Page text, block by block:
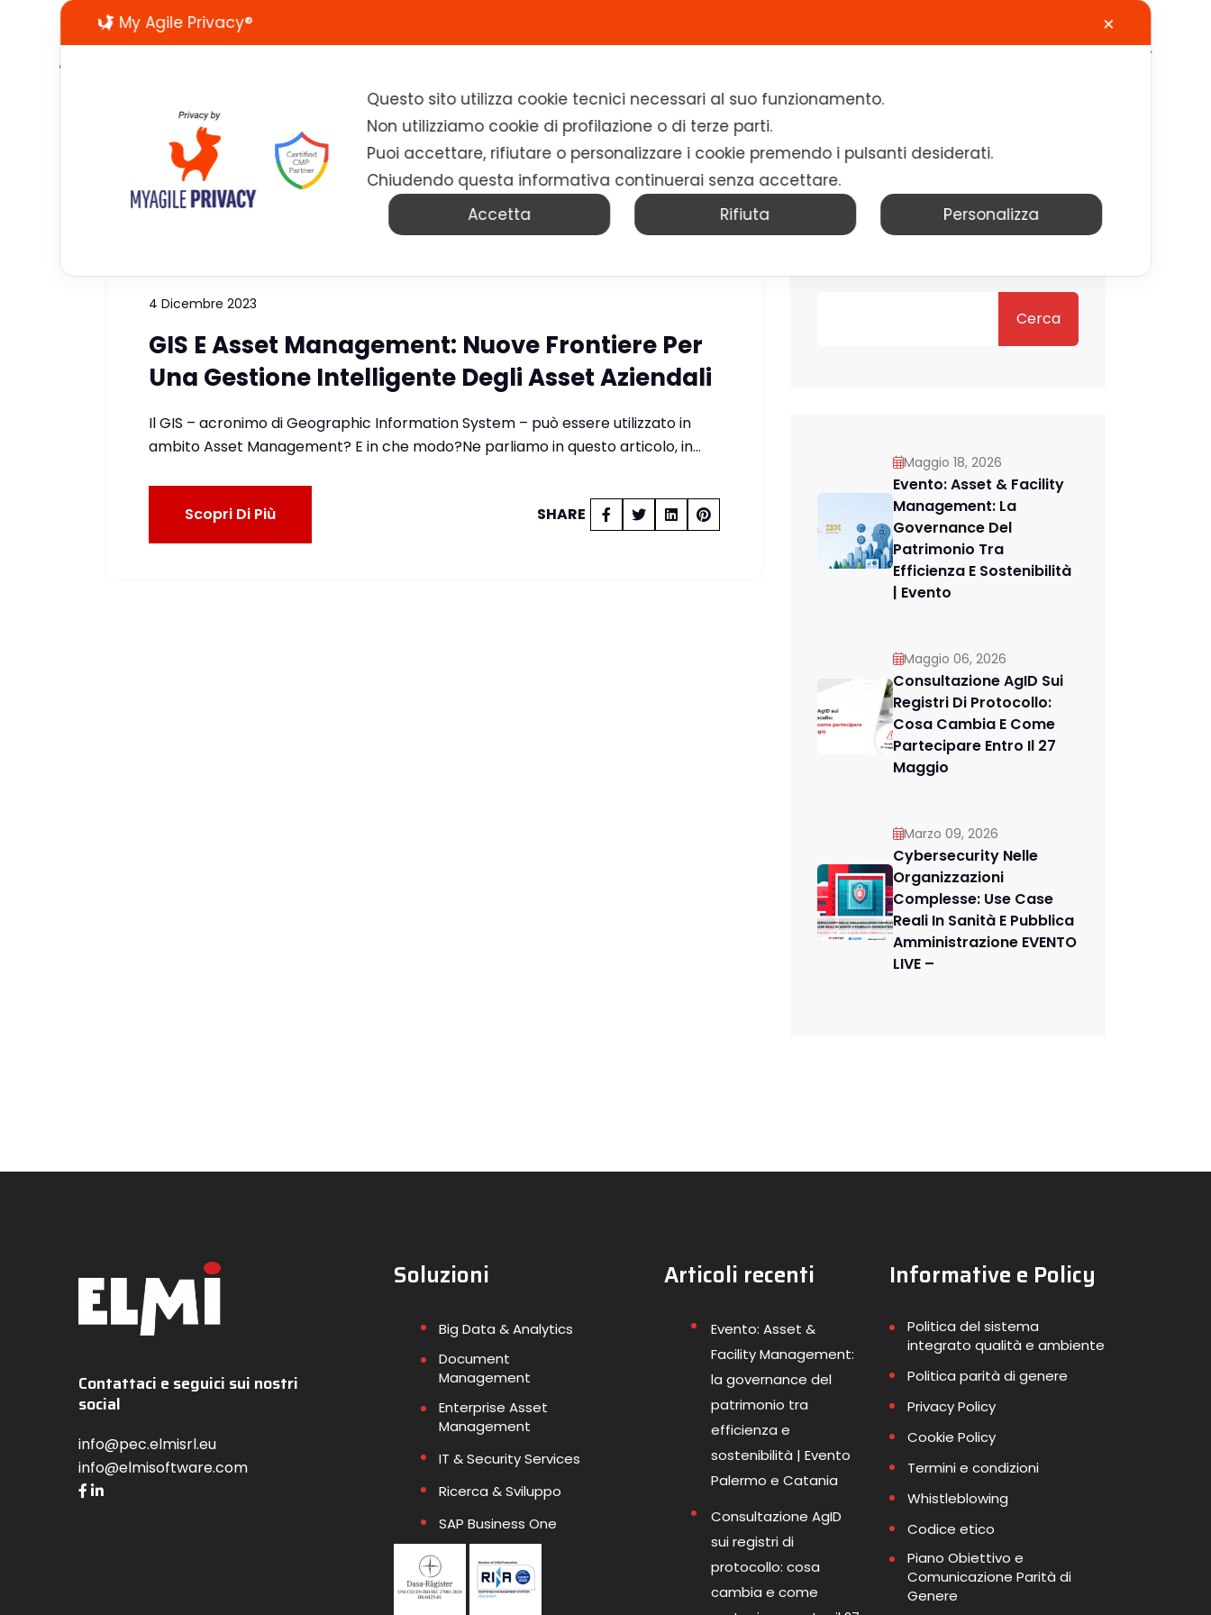
Home Chi siamo Soluzioni News Calendario Contatti Lavora con noi
Tag:GIS
4 Dicembre 2023
GIS E Asset Management: Nuove Frontiere Per
Una Gestione Intelligente Degli Asset Aziendali
Il GIS – acronimo di Geographic Information System – può essere utilizzato in
ambito Asset Management? E in che modo?Ne parliamo in questo articolo, in…
Scopri Di Più SHARE
Cerca
Maggio 18, 2026
Evento: Asset & Facility
Management: La
Governance Del
Patrimonio Tra
Efficienza E Sostenibilità
| Evento
Maggio 06, 2026
Consultazione AgID Sui
Registri Di Protocollo:
Cosa Cambia E Come
Partecipare Entro Il 27
Maggio
Marzo 09, 2026
Cybersecurity Nelle
Organizzazioni
Complesse: Use Case
Reali In Sanità E Pubblica
Amministrazione EVENTO
LIVE –
Contattaci e seguici sui nostri
social
info@pec.elmisrl.eu
info@elmisoftware.com
Soluzioni
Big Data & Analytics
Document
Management
Enterprise Asset
Management
IT & Security Services
Ricerca & Sviluppo
SAP Business One
Articoli recenti
Evento: Asset &
Facility Management:
la governance del
patrimonio tra
efficienza e
sostenibilità | Evento
Palermo e Catania
Consultazione AgID
sui registri di
protocollo: cosa
cambia e come
Informative e Policy
Politica del sistema
integrato qualità e ambiente
Politica parità di genere
Privacy Policy
Cookie Policy
Termini e condizioni
Whistleblowing
Codice etico
Piano Obiettivo e
Comunicazione Parità di
Genere
My Agile Privacy® ✕
Questo sito utilizza cookie tecnici necessari al suo funzionamento.
Non utilizziamo cookie di profilazione o di terze parti.
Puoi accettare, rifiutare o personalizzare i cookie premendo i pulsanti desiderati.
Chiudendo questa informativa continuerai senza accettare.
Accetta
Rifiuta Personalizza